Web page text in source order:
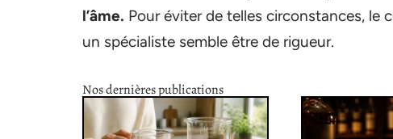
l’âme. Pour éviter de telles circonstances, le
un spécialiste semble être de rigueur.
Nos dernières publications